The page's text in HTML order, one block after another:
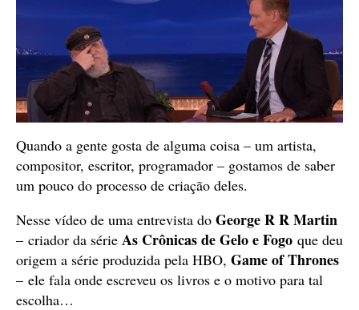
Quando a gente gosta de alguma coisa – um artista,
compositor, escritor, programador – gostamos de saber
um pouco do processo de criação deles.
Nesse vídeo de uma entrevista do George R R Martin
– criador da série As Crônicas de Gelo e Fogo que deu
origem a série produzida pela HBO, Game of Thrones
– ele fala onde escreveu os livros e o motivo para tal
escolha…